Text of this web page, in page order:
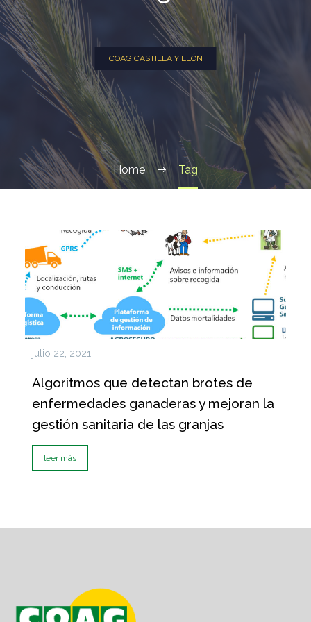
COAG CASTILLA Y LEÓN
Home Tag
julio 22, 2021
Algoritmos que detectan brotes de
enfermedades ganaderas y mejoran la
gestión sanitaria de las granjas
leer más